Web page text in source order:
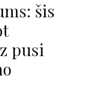
šis
pusi